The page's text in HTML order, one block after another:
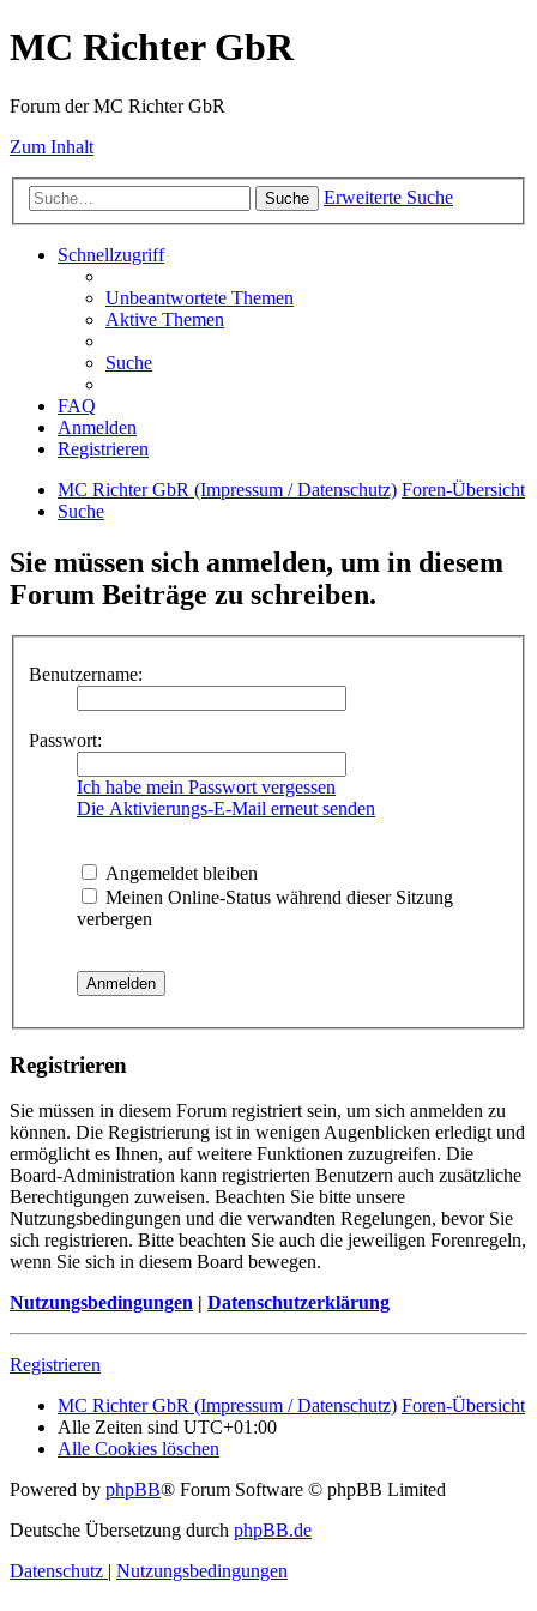
MC Richter GbR
Forum der MC Richter GbR
Zum Inhalt
Suche Erweiterte Suche
Schnellzugriff
Unbeantwortete Themen
Aktive Themen
Suche
FAQ
Anmelden
Registrieren
MC Richter GbR (Impressum / Datenschutz) Foren-Übersicht
Suche
Sie müssen sich anmelden, um in diesem
Forum Beiträge zu schreiben.
Benutzername:
Passwort:
Ich habe mein Passwort vergessen
Die Aktivierungs-E-Mail erneut senden
Angemeldet bleiben
Meinen Online-Status während dieser Sitzung
verbergen
Registrieren
Sie müssen in diesem Forum registriert sein, um sich anmelden zu
können. Die Registrierung ist in wenigen Augenblicken erledigt und
ermöglicht es Ihnen, auf weitere Funktionen zuzugreifen. Die
Board-Administration kann registrierten Benutzern auch zusätzliche
Berechtigungen zuweisen. Beachten Sie bitte unsere
Nutzungsbedingungen und die verwandten Regelungen, bevor Sie
sich registrieren. Bitte beachten Sie auch die jeweiligen Forenregeln,
wenn Sie sich in diesem Board bewegen.
Nutzungsbedingungen | Datenschutzerklärung
Registrieren
MC Richter GbR (Impressum / Datenschutz) Foren-Übersicht
Alle Zeiten sind UTC+01:00
Alle Cookies löschen
Powered by phpBB® Forum Software © phpBB Limited
Deutsche Übersetzung durch phpBB.de
Datenschutz | Nutzungsbedingungen